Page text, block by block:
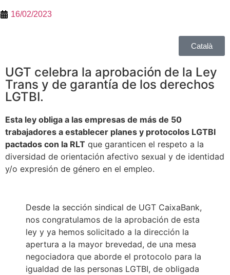
16/02/2023
Català
UGT celebra la aprobación de la Ley
Trans y de garantía de los derechos
LGTBI.
Esta ley obliga a las empresas de más de 50
trabajadores a establecer planes y protocolos LGTBI
pactados con la RLT que garanticen el respeto a la
diversidad de orientación afectivo sexual y de identidad
y/o expresión de género en el empleo.
Desde la sección sindical de UGT CaixaBank,
nos congratulamos de la aprobación de esta
ley y ya hemos solicitado a la dirección la
apertura a la mayor brevedad, de una mesa
negociadora que aborde el protocolo para la
igualdad de las personas LGTBI, de obligada